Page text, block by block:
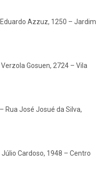
Azzuz, 1250 – Jardim
Gosuen, 2724 – Vila
Rua José Josué da Silva,
Cardoso, 1948 – Centro